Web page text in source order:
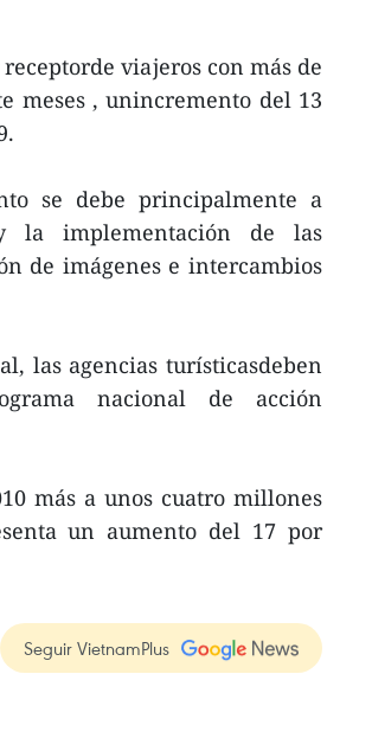
viajeros con más de
meses , unincremento del 13
se debe principalmente a
la implementación de las
de imágenes e intercambios
las agencias turísticasdeben
nacional de acción
más a unos cuatro millones
un aumento del 17 por
Seguir VietnamPlus